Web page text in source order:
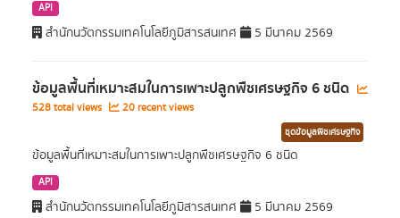
API
สำนักนวัตกรรมเทคโนโลยีภูมิสารสนเทศ 5 มีนาคม 2569
ข้อมูลพื้นที่เหมาะสมในการเพาะปลูกพืชเศรษฐกิจ 6 ชนิด
528 total views 20 recent views
ชุดข้อมูลพืชเศรษฐกิจ
ข้อมูลพื้นที่เหมาะสมในการเพาะปลูกพืชเศรษฐกิจ 6 ชนิด
API
สำนักนวัตกรรมเทคโนโลยีภูมิสารสนเทศ 5 มีนาคม 2569